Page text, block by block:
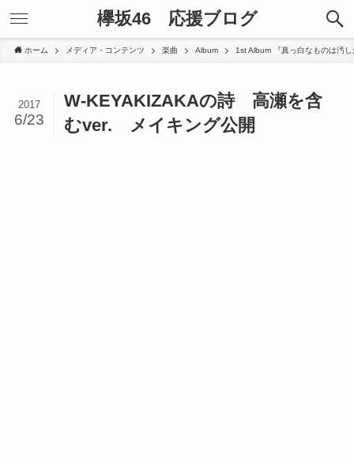
欅坂46 応援ブログ
ホーム メディア・コンテンツ 楽曲 Album 1st Album 『真っ白なものは汚
W-KEYAKIZAKAの詩 高瀬を含
むver. メイキング公開
2017
6/23